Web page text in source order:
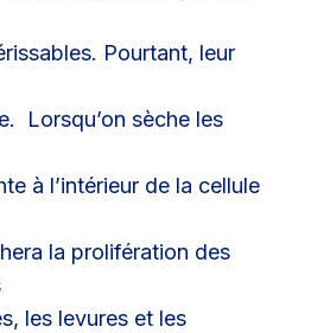
Pourtant, leur
Lorsqu’on sèche les
à l’intérieur de la cellule
la prolifération des
les levures et les